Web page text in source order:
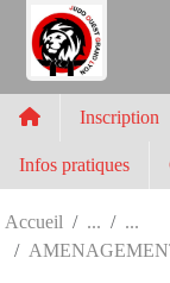
Inscription
Infos pratiques
Accueil
Panneau de gestion